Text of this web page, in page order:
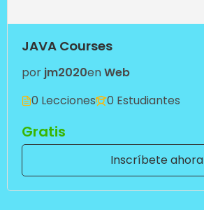
JAVA Courses
por jm2020enWeb
0 Lecciones
0 Estudiantes
Gratis
Inscríbete ahora